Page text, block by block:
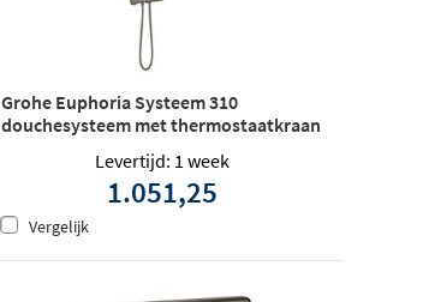
Grohe Euphoria Systeem 310
douchesysteem met thermostaatkraan
- Hard graphite geborsteld
Levertijd: 1 week
1.051,25
Vergelijk